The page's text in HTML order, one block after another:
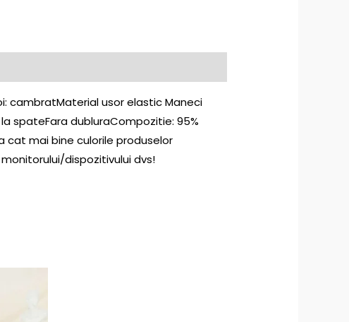
cambratMaterial usor elastic Maneci
spateFara dubluraCompozitie: 95%
cat mai bine culorile produselor
dispozitivului dvs!